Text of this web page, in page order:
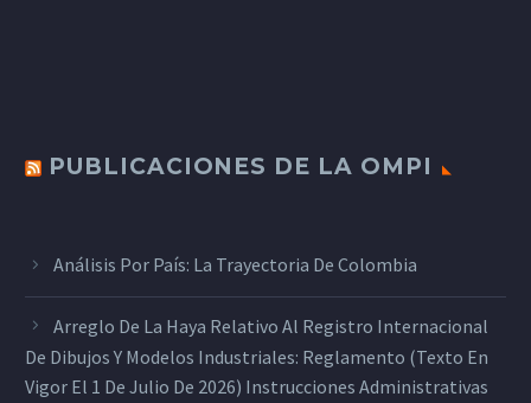
PUBLICACIONES DE LA OMPI
Análisis Por País: La Trayectoria De Colombia
Arreglo De La Haya Relativo Al Registro Internacional
De Dibujos Y Modelos Industriales: Reglamento (texto En
Vigor El 1 De Julio De 2026) Instrucciones Administrativas